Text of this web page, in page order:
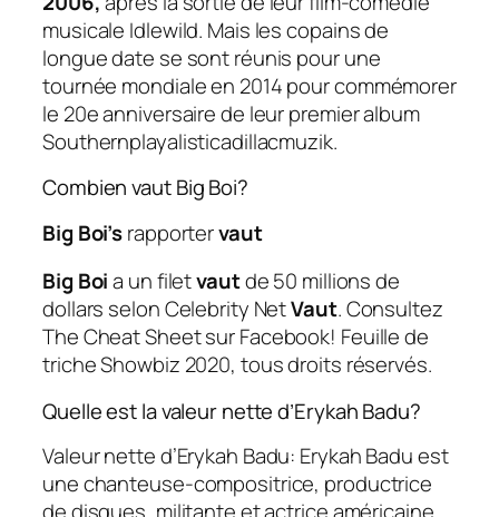
musicale Idlewild. Mais les copains de
longue date se sont réunis pour une
tournée mondiale en 2014 pour commémorer
le 20e anniversaire de leur premier album
Southernplayalisticadillacmuzik.
Combien vaut Big Boi?
Big Boi’srapportervaut
Big Boia un filetvautde 50 millions de
dollars selon Celebrity NetVaut. Consultez
The Cheat Sheet sur Facebook! Feuille de
triche Showbiz 2020, tous droits réservés.
Quelle est la valeur nette d’Erykah Badu?
Valeur nette d’Erykah Badu: Erykah Badu est
une chanteuse-compositrice, productrice